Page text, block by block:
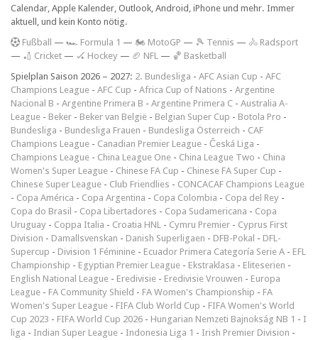
Calendar, Apple Kalender, Outlook, Android, iPhone und mehr. Immer
aktuell, und kein Konto nötig.
Fußball — 🏎️ Formula 1 — 🏍 MotoGP — 🎾 Tennis — 🚴 Radsport
— 🏏 Cricket — 🏑 Hockey — 🏈 NFL — 🏀 Basketball
Spielplan Saison 2026 – 2027: 2. Bundesliga - AFC Asian Cup - AFC
Champions League - AFC Cup - Africa Cup of Nations - Argentine
Nacional B - Argentine Primera B - Argentine Primera C - Australia A-
League - Beker - Beker van België - Belgian Super Cup - Botola Pro -
Bundesliga - Bundesliga Frauen - Bundesliga Österreich - CAF
Champions League - Canadian Premier League - Česká Liga -
Champions League - China League One - China League Two - China
Women's Super League - Chinese FA Cup - Chinese FA Super Cup -
Chinese Super League - Club Friendlies - CONCACAF Champions League
- Copa América - Copa Argentina - Copa Colombia - Copa del Rey -
Copa do Brasil - Copa Libertadores - Copa Sudamericana - Copa
Uruguay - Coppa Italia - Croatia HNL - Cymru Premier - Cyprus First
Division - Damallsvenskan - Danish Superligaen - DFB-Pokal - DFL-
Supercup - Division 1 Féminine - Ecuador Primera Categoría Serie A - EFL
Championship - Egyptian Premier League - Ekstraklasa - Eliteserien -
English National League - Eredivisie - Eredivisie Vrouwen - Europa
League - FA Community Shield - FA Women's Championship - FA
Women's Super League - FIFA Club World Cup - FIFA Women's World
Cup 2023 - FIFA World Cup 2026 - Hungarian Nemzeti Bajnokság NB 1 - I
liga - Indian Super League - Indonesia Liga 1 - Irish Premier Division -